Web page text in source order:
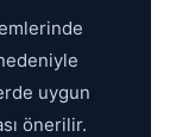
uygun
önerilir.